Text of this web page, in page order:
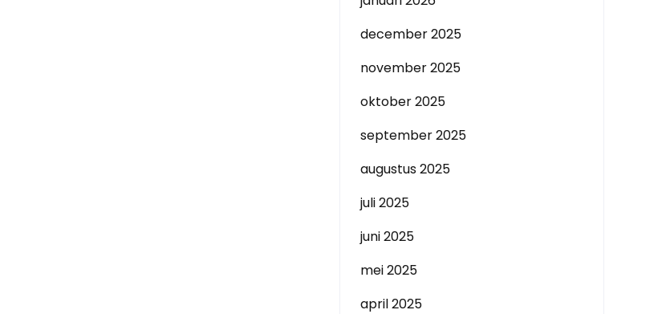
december 2025
november 2025
oktober 2025
september 2025
augustus 2025
juli 2025
juni 2025
mei 2025
april 2025